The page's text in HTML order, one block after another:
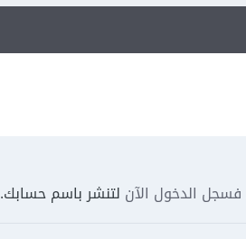
فسجل الدخول الآن لتنشر باسم حسابك.